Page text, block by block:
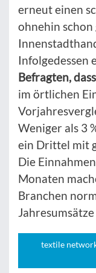
erneut einen
ohnehin
Infolgedessen
Befragten,
im örtlichen
Weniger als 3
ein Drittel mit
Die
Monaten
Branchen
Jahresumsätze
textile